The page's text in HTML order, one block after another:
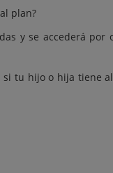
plan?
y se accederá por
si tu hijo o hija tiene